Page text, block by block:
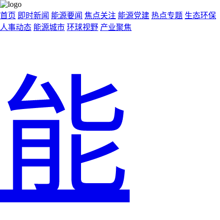
首页 即时新闻 能源要闻 焦点关注 能源党建 热点专题 生态环保
人事动态 能源城市 环球视野 产业聚焦
能